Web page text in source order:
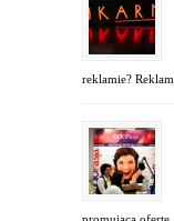
reklamie?